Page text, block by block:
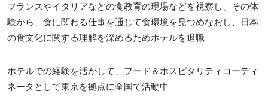
フランスやイタリアなどの食教育の現場などを視察し、その体
験から、食に関わる仕事を通じて食環境を見つめなおし、日本
の食文化に関する理解を深めるためホテルを退職
ホテルでの経験を活かして、フード＆ホスピタリティコーディ
ネータとして東京を拠点に全国で活動中